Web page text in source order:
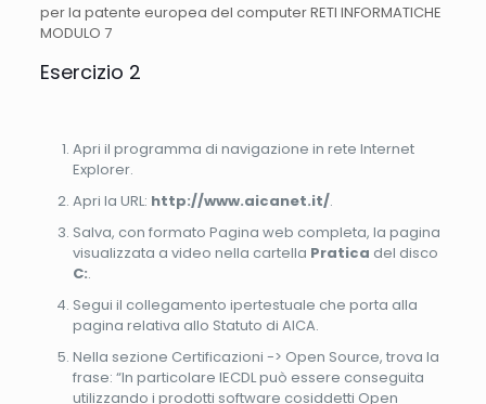
per la patente europea del computer RETI INFORMATICHE
MODULO 7
Esercizio 2
Apri il programma di navigazione in rete Internet
Explorer.
Apri la URL: http://www.aicanet.it/.
Salva, con formato Pagina web completa, la pagina
visualizzata a video nella cartella Pratica del disco
C:.
Segui il collegamento ipertestuale che porta alla
pagina relativa allo Statuto di AICA.
Nella sezione Certificazioni -> Open Source, trova la
frase: “In particolare lECDL può essere conseguita
utilizzando i prodotti software cosiddetti Open